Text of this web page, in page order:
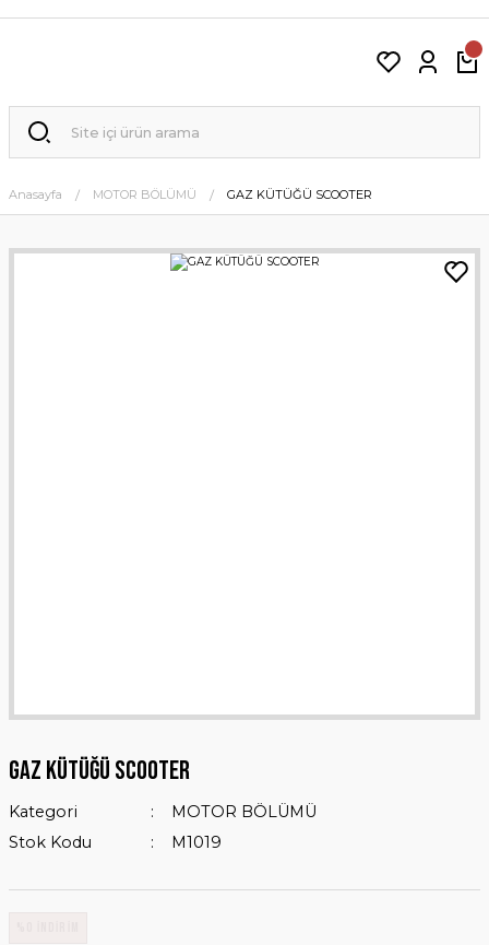
Anasayfa MOTOR BÖLÜMÜ GAZ KÜTÜĞÜ SCOOTER
GAZ KÜTÜĞÜ SCOOTER
Kategori
MOTOR BÖLÜMÜ
Stok Kodu
M1019